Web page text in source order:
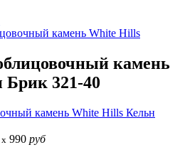
камень White Hills
камень
321-40
x 990 руб